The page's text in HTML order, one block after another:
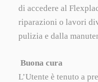
di accedere al
riparazioni o lavori
pulizia e dalla
Buona cura
L’Utente è tenuto a